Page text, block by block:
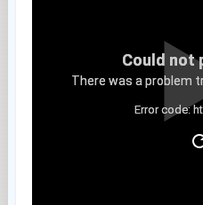
Could not
There was a problem
Error code: